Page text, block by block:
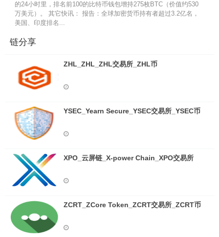
的24小时里，排名前100的比特币钱包增持275枚BTC（价值约530
万美元）。 其它快讯： 报告：全球加密货币持有者超过3.2亿名，
美国、印度排名...
链分享
ZHL_ZHL_ZHL交易所_ZHL币
YSEC_Yearn Secure_YSEC交易所_YSEC币
XPO_云屏链_X-power Chain_XPO交易所
ZCRT_ZCore Token_ZCRT交易所_ZCRT币